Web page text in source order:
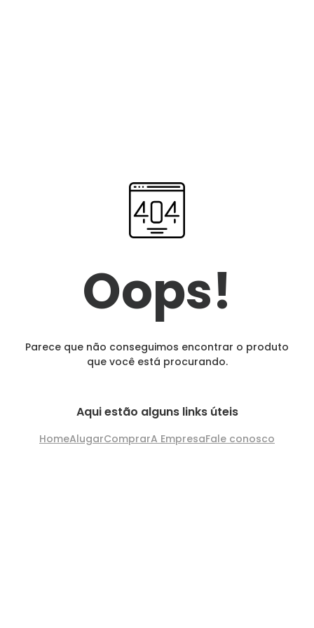
Oops!
Parece que não conseguimos encontrar o produto
que você está procurando.
Aqui estão alguns links úteis
HomeAlugarComprarA EmpresaFale conosco